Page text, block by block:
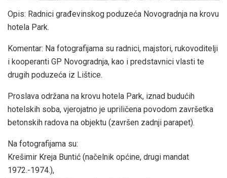
Opis: Radnici građevinskog poduzeća Novogradnja na krovu
hotela Park.
Komentar: Na fotografijama su radnici, majstori, rukovoditelji
i kooperanti GP Novogradnja, kao i predstavnici vlasti te
drugih poduzeća iz Lištice.
Proslava održana na krovu hotela Park, iznad budućih
hotelskih soba, vjerojatno je upriličena povodom završetka
betonskih radova na objektu (završen zadnji parapet).
Na fotografijama su:
Krešimir Kreja Buntić (načelnik općine, drugi mandat
1972.-1974.),